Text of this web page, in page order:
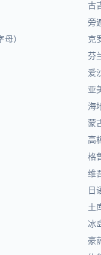
古
旁
） 克
芬
爱
亚
海
蒙
高
格
维
日
土
冰
豪